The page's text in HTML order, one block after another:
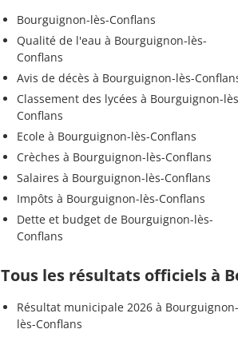
Bourguignon-lès-Conflans
Qualité de l'eau à Bourguignon-lès-
Conflans
Avis de décès à Bourguignon-lès-
Classement des lycées à Bourguignon-
Conflans
Ecole à Bourguignon-lès-Conflans
Crèches à Bourguignon-lès-Conflans
Salaires à Bourguignon-lès-Conflans
Impôts à Bourguignon-lès-Conflans
Dette et budget de Bourguignon-lès-
Conflans
Tous les résultats officiels à
Résultat municipale 2026 à Bourguignon-
lès-Conflans